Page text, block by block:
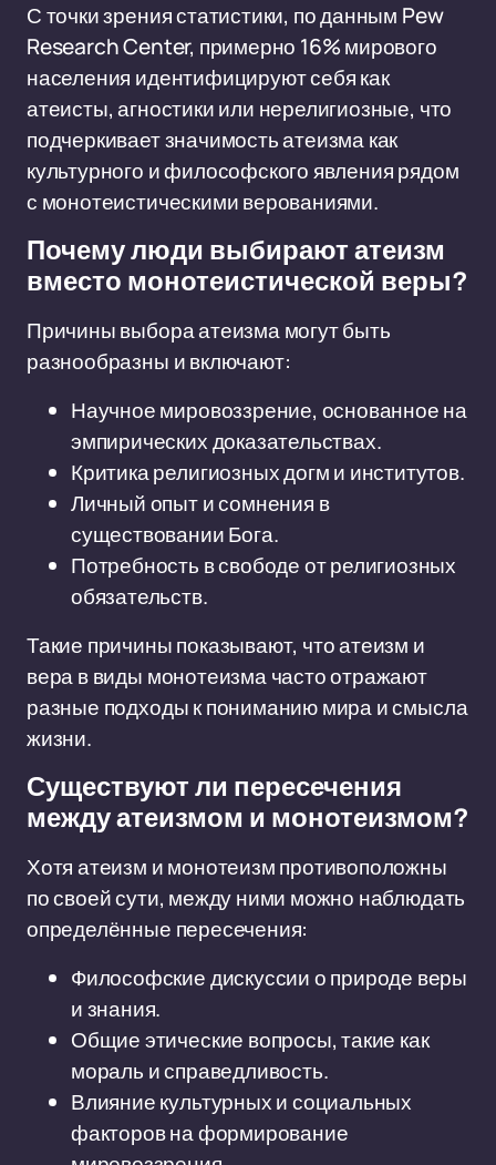
С точки зрения статистики, по данным Pew
Research Center, примерно 16% мирового
населения идентифицируют себя как
атеисты, агностики или нерелигиозные, что
подчеркивает значимость атеизма как
культурного и философского явления рядом
с монотеистическими верованиями.
Почему люди выбирают атеизм
вместо монотеистической веры?
Причины выбора атеизма могут быть
разнообразны и включают:
Научное мировоззрение, основанное на
эмпирических доказательствах.
Критика религиозных догм и институтов.
Личный опыт и сомнения в
существовании Бога.
Потребность в свободе от религиозных
обязательств.
Такие причины показывают, что атеизм и
вера в виды монотеизма часто отражают
разные подходы к пониманию мира и смысла
жизни.
Существуют ли пересечения
между атеизмом и монотеизмом?
Хотя атеизм и монотеизм противоположны
по своей сути, между ними можно наблюдать
определённые пересечения:
Философские дискуссии о природе веры
и знания.
Общие этические вопросы, такие как
мораль и справедливость.
Влияние культурных и социальных
факторов на формирование